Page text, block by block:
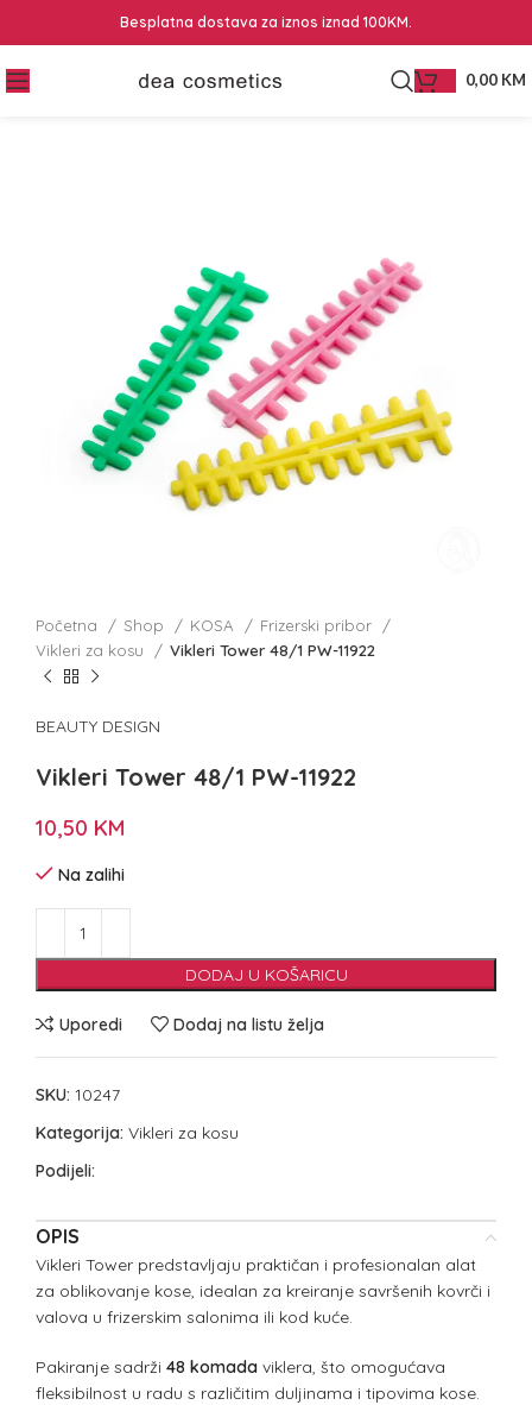
Besplatna dostava za iznos iznad 100KM.
0,00 KM
Početna Shop KOSA
Frizerski pribor
Vikleri za kosu
Vikleri Tower 48/1 PW-11922
BEAUTY DESIGN
Vikleri Tower 48/1 PW-11922
10,50 KM
Na zalihi
DODAJ U KOŠARICU
Uporedi Dodaj na listu želja
SKU: 10247
Kategorija: Vikleri za kosu
Podijeli:
OPIS
Vikleri Tower predstavljaju praktičan i profesionalan alat
za oblikovanje kose, idealan za kreiranje savršenih kovrči i
valova u frizerskim salonima ili kod kuće.
Pakiranje sadrži 48 komada viklera, što omogućava
fleksibilnost u radu s različitim duljinama i tipovima kose.